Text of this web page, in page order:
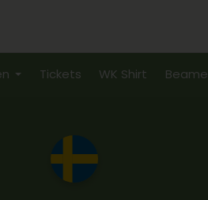
Tickets WK Shirt